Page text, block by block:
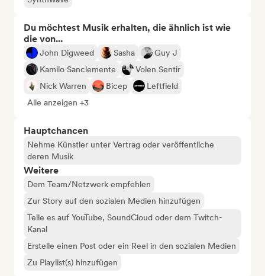
Du möchtest Musik erhalten, die ähnlich ist wie
die von...
John Digweed Sasha
Guy J
Kamilo Sanclemente
Volen Sentir
Nick Warren
Bicep
Leftfield
Alle anzeigen +3
Hauptchancen
Nehme Künstler unter Vertrag oder veröffentliche
deren Musik
Weitere
Dem Team/Netzwerk empfehlen
Zur Story auf den sozialen Medien hinzufügen
Teile es auf YouTube, SoundCloud oder dem Twitch-
Kanal
Erstelle einen Post oder ein Reel in den sozialen Medien
Zu Playlist(s) hinzufügen